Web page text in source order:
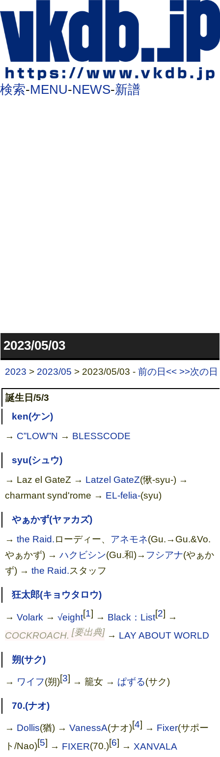
検索-MENU-NEWS-新譜
2023/05/03
2023 > 2023/05 > 2023/05/03 -前の日<< >>次の日
誕生日/5/3
ken(ケン)
→ C”LOW”N → BLESSCODE
syu(シュウ)
→ Laz el GateZ → Latzel GateZ(愀-syu-) →
charmant synd'rome → EL-felia-(syu)
やぁかず(ヤァカズ)
→the Raid.ローディー、 アネモネ(Gu.→Gu.&Vo.
やぁかず) →ハクビシン(Gu.和)→ フシアナ(やぁか
ず) →the Raid.スタッフ
狂太郎(キョウタロウ)
→Volark →√eight[1] → Black：List[2] →
COCKROACH.[要出典] → LAY ABOUT WORLD
朔(サク)
→ ワイフ(朔)[3] → 籠女 → ぱずる(サク)
70.(ナオ)
→ Dollis(猶) →VanessA(ナオ)[4] → Fixer(サポー
ト/Nao)[5] → FIXER(70.)[6] → XANVALA